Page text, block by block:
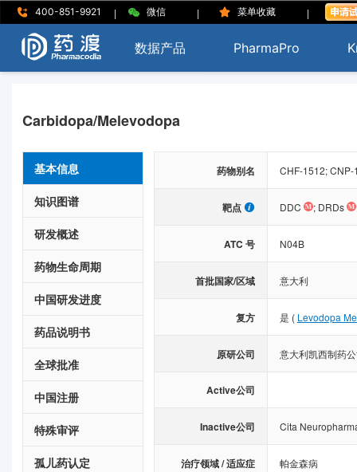
400-851-9921 | 微信 | 菜单收藏 |
数据产品 PharmaPro
Carbidopa/Melevodopa
基本信息
知识图谱
研发概述
药物生命周期
中国研发进度
药品说明书
全球批准
中国注册
特殊审评
孤儿药认定
药物别名 CHF-1512;
靶点 DDC ; DRDs
ATC 号 N04B
首批国家/区域 意大利
复方 是 ( Levodopa
原研公司 意大利凯西制药
Active公司
Inactive公司 Cita
治疗领域 / 适应症 帕金森病